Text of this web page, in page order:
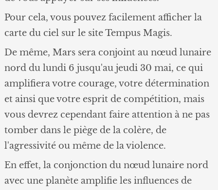
Pour cela, vous pouvez facilement afficher la
carte du ciel sur le site Tempus Magis.
De même, Mars sera conjoint au nœud lunaire
nord du lundi 6 jusqu'au jeudi 30 mai, ce qui
amplifiera votre courage, votre détermination
et ainsi que votre esprit de compétition, mais
vous devrez cependant faire attention à ne pas
tomber dans le piège de la colère, de
l'agressivité ou même de la violence.
En effet, la conjonction du nœud lunaire nord
avec une planète amplifie les influences de